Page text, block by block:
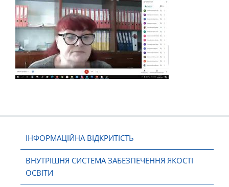
ІНФОРМАЦІЙНА ВІДКРИТІСТЬ
ВНУТРІШНЯ СИСТЕМА ЗАБЕЗПЕЧЕННЯ ЯКОСТІ
ОСВІТИ